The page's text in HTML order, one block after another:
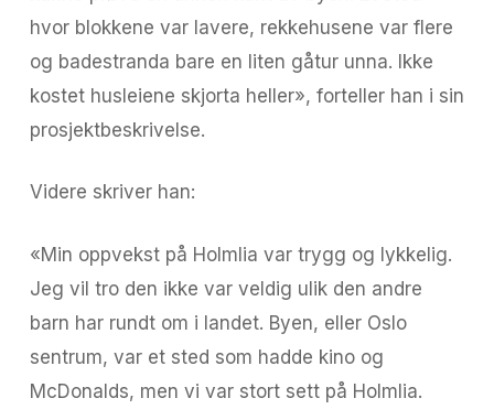
hvor blokkene var lavere, rekkehusene var flere
og badestranda bare en liten gåtur unna. Ikke
kostet husleiene skjorta heller», forteller han i sin
prosjektbeskrivelse.
Videre skriver han:
«Min oppvekst på Holmlia var trygg og lykkelig.
Jeg vil tro den ikke var veldig ulik den andre
barn har rundt om i landet. Byen, eller Oslo
sentrum, var et sted som hadde kino og
McDonalds, men vi var stort sett på Holmlia.